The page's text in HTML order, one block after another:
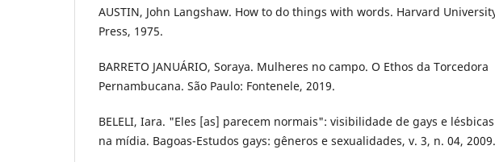
AUSTIN, John Langshaw. How to do things with words. Harvard
Press, 1975.
BARRETO JANUÁRIO, Soraya. Mulheres no campo. O Ethos da Torcedora
Pernambucana. São Paulo: Fontenele, 2019.
BELELI, Iara. "Eles [as] parecem normais": visibilidade de gays e lésbicas
na mídia. Bagoas-Estudos gays: gêneros e sexualidades, v. 3, n. 04, 2009.